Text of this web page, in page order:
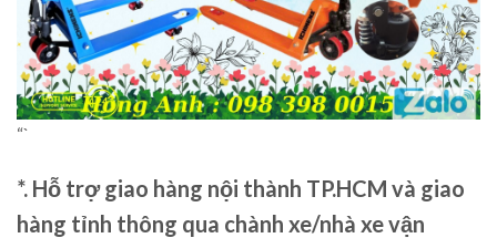
“`
*. Hỗ trợ giao hàng nội thành TP.HCM và giao
hàng tỉnh thông qua chành xe/nhà xe vận